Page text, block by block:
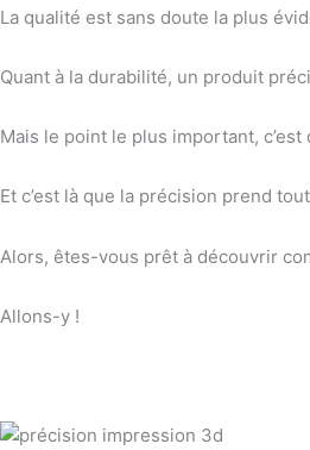
La qualité est sans doute la plus
Quant à la durabilité, un produit
Mais le point le plus important,
Et c’est là que la précision prend
Alors, êtes-vous prêt à découvrir
Allons-y !